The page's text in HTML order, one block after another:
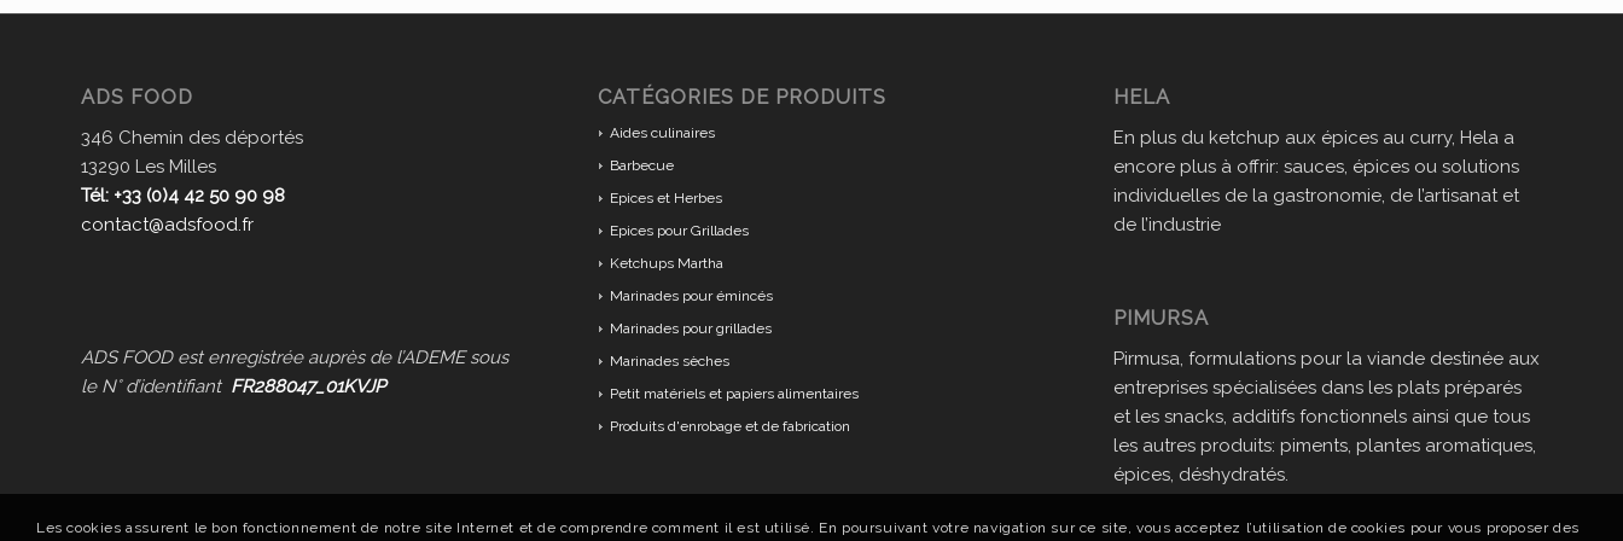
ADS FOOD
346 Chemin des déportés
13290 Les Milles
Tél: +33 (0)4 42 50 90 98
contact@adsfood.fr
ADS FOOD est enregistrée auprès de l’ADEME sous
le N° d’identifiant FR288047_01KVJP
CATÉGORIES DE PRODUITS
Aides culinaires
Barbecue
Epices et Herbes
Epices pour Grillades
Ketchups Martha
Marinades pour émincés
Marinades pour grillades
Marinades sèches
Petit matériels et papiers alimentaires
Produits d'enrobage et de fabrication
HELA
En plus du ketchup aux épices au curry, Hela a
encore plus à offrir: sauces, épices ou solutions
individuelles de la gastronomie, de l’artisanat et
de l’industrie
PIMURSA
Pirmusa, formulations pour la viande destinée aux
entreprises spécialisées dans les plats préparés
et les snacks, additifs fonctionnels ainsi que tous
les autres produits: piments, plantes aromatiques,
épices, déshydratés.
Les cookies assurent le bon fonctionnement de notre site Internet et de comprendre comment il est utilisé. En poursuivant votre navigation sur ce site, vous acceptez l’utilisation de cookies pour vous proposer des